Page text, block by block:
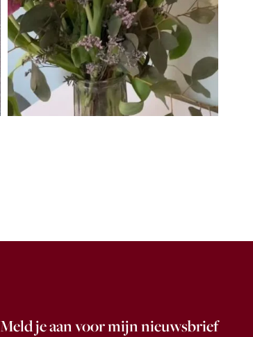
Meld je aan voor mijn nieuwsbrief